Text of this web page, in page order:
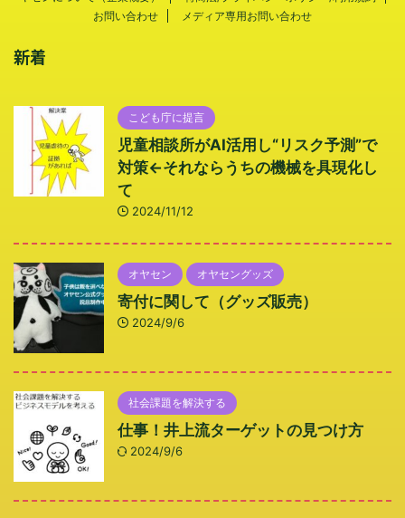
お問い合わせ
メディア専用お問い合わせ
新着
こども庁に提言
児童相談所がAI活用し“リスク予測”で
対策←それならうちの機械を具現化し
て
2024/11/12
オヤセン オヤセングッズ
寄付に関して（グッズ販売）
2024/9/6
社会課題を解決する
仕事！井上流ターゲットの見つけ方
2024/9/6